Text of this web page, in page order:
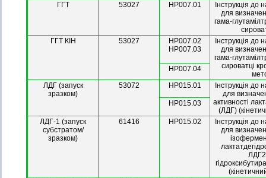
ГГТ
53027 HP007.01
Інструкція до
для
гама-
ГГТ КІН
53027
HP007.02
HP007.03
Інструкція до
для
гама-
сироватці
HP007.04
ЛДГ (запуск
зразком)
53072 HP015.01
Інструкція до
для
активності
(ЛДГ)
HP015.03
ЛДГ-1 (запуск
субстратом/
зразком)
61416 HP015.02
Інструкція до
для